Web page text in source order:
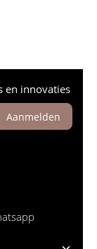
en innovaties
Aanmelden